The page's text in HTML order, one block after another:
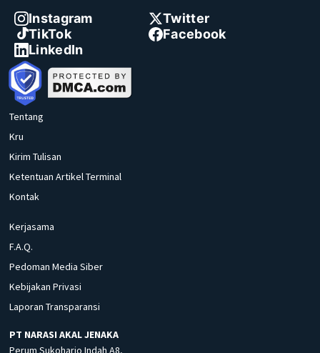
Instagram
Twitter
TikTok
Facebook
LinkedIn
Tentang
Kru
Kirim Tulisan
Ketentuan Artikel Terminal
Kontak
Kerjasama
F.A.Q.
Pedoman Media Siber
Kebijakan Privasi
Laporan Transparansi
PT NARASI AKAL JENAKA
Perum Sukoharjo Indah A8,